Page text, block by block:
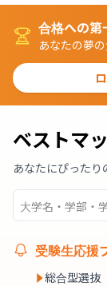
合格への第
あなたの夢
ベストマ
あなたにぴった
受験生応援
総合型選抜